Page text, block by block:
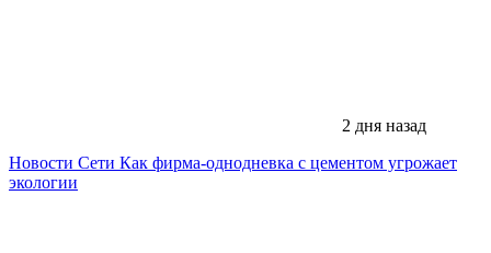
2 дня назад
Новости Сети Как фирма-однодневка с цементом угрожает
экологии